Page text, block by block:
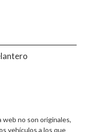
web no son originales,
vehículos a los que